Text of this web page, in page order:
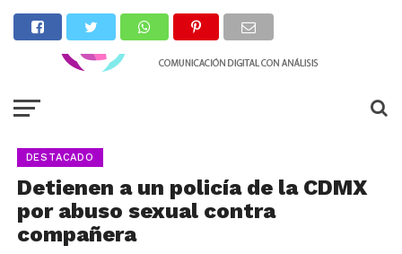
DESTACADO
Detienen a un policía de la CDMX
por abuso sexual contra
compañera